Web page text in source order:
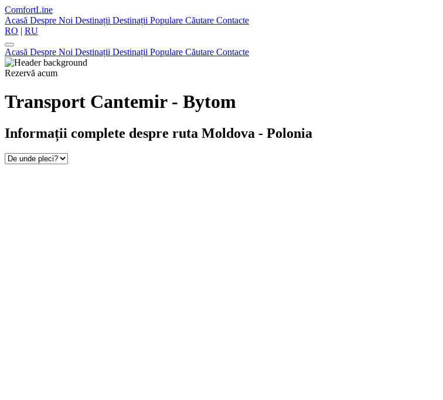
ComfortLine
Acasă Despre Noi Destinații Destinații Populare Căutare Contacte
RO | RU
Acasă Despre Noi Destinații Destinații Populare Căutare Contacte
Rezervă acum
Transport Cantemir - Bytom
Informații complete despre ruta Moldova - Polonia